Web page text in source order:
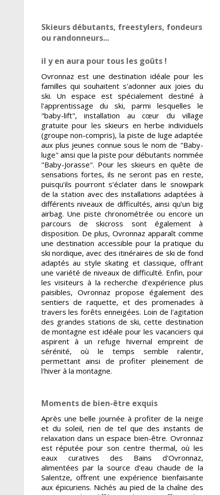
Skieurs débutants, freestylers, fondeurs
ou randonneurs...
il y en aura pour tous les goûts !
Ovronnaz est une destination idéale pour les
familles qui souhaitent s'adonner aux joies du
ski. Un espace est spécialement destiné à
l'apprentissage du ski, parmi lesquelles le
"baby-lift", installation au cœur du village
gratuite pour les skieurs en herbe individuels
(groupe non-compris), la piste de luge adaptée
aux plus jeunes connue sous le nom de "Baby-
luge" ainsi que la piste pour débutants nommée
"Baby-Jorasse". Pour les skieurs en quête de
sensations fortes, ils ne seront pas en reste,
puisqu’ils pourront s’éclater dans le snowpark
de la station avec des installations adaptées à
différents niveaux de difficultés, ainsi qu’un big
airbag. Une piste chronométrée ou encore un
parcours de skicross sont également à
disposition. De plus, Ovronnaz apparaît comme
une destination accessible pour la pratique du
ski nordique, avec des itinéraires de ski de fond
adaptés au style skating et classique, offrant
une variété de niveaux de difficulté. Enfin, pour
les visiteurs à la recherche d’expérience plus
paisibles, Ovronnaz propose également des
sentiers de raquette, et des promenades à
travers les forêts enneigées. Loin de l'agitation
des grandes stations de ski, cette destination
de montagne est idéale pour les vacanciers qui
aspirent à un refuge hivernal empreint de
sérénité, où le temps semble ralentir,
permettant ainsi de profiter pleinement de
l'hiver à la montagne.
Moments de bien-être exquis
Après une belle journée à profiter de la neige
et du soleil, rien de tel que des instants de
relaxation dans un espace bien-être. Ovronnaz
est réputée pour son centre thermal, où les
eaux curatives des Bains d'Ovronnaz,
alimentées par la source d'eau chaude de la
Salentze, offrent une expérience bienfaisante
aux épicuriens. Nichés au pied de la chaîne des